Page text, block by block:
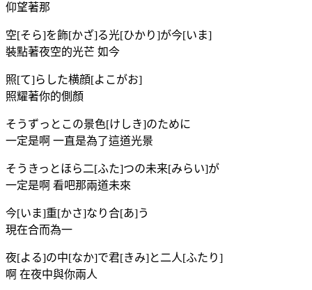
仰望著那
空[そら]を飾[かざ]る光[ひかり]が今[いま]
裝點著夜空的光芒 如今
照[て]らした横顔[よこがお]
照耀著你的側顏
そうずっとこの景色[けしき]のために
一定是啊 一直是為了這道光景
そうきっとほら二[ふた]つの未来[みらい]が
一定是啊 看吧那兩道未來
今[いま]重[かさ]なり合[あ]う
現在合而為一
夜[よる]の中[なか]で君[きみ]と二人[ふたり]
啊 在夜中與你兩人